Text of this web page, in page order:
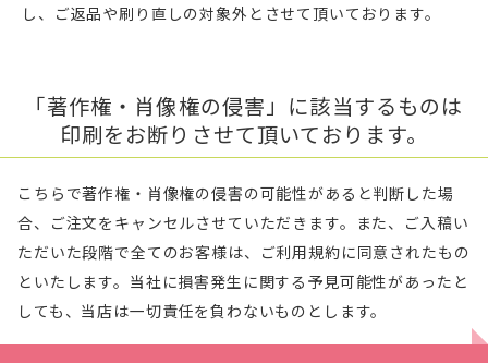
し、ご返品や刷り直しの対象外とさせて頂いております。
「著作権・肖像権の侵害」に該当するものは
印刷をお断りさせて頂いております。
こちらで著作権・肖像権の侵害の可能性があると判断した場
合、ご注文をキャンセルさせていただきます。また、ご入稿い
ただいた段階で全てのお客様は、ご利用規約に同意されたもの
といたします。当社に損害発生に関する予見可能性があったと
しても、当店は一切責任を負わないものとします。